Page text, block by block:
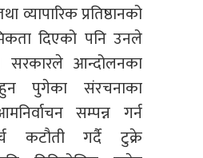
व्यापारिक प्रतिष्ठानको
दिएको पनि उनले
आन्दोलनका
पुगेका संरचनाका
सम्पन्न गर्न
कटौती गर्दै टुक्रे